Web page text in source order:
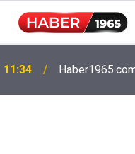
15:52
hesaplarda